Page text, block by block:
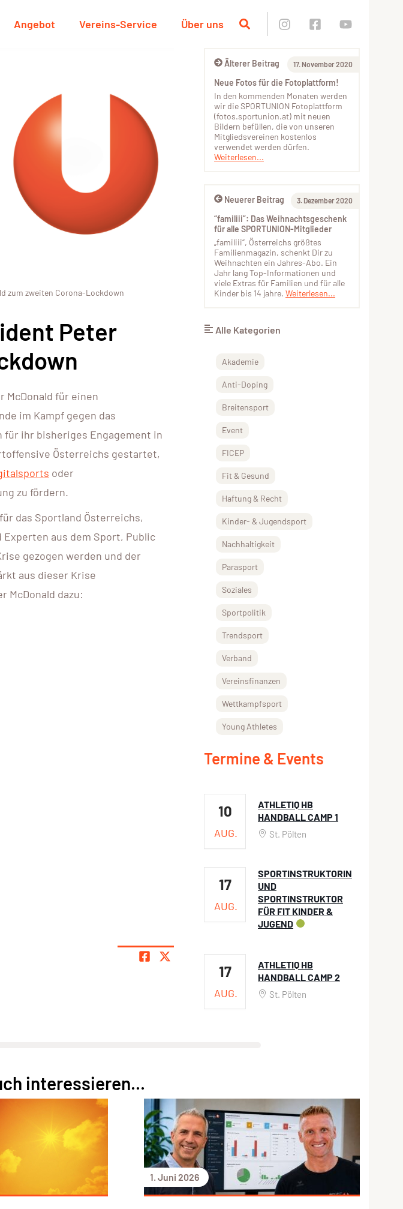
Angebot Vereins-Service Über uns
zum zweiten Corona-Lockdown
Peter
McDonald für einen
im Kampf gegen das
für ihr bisheriges Engagement in
Österreichs gestartet,
oder
zu fördern.
das Sportland Österreichs,
aus dem Sport, Public
gezogen werden und der
aus dieser Krise
McDonald dazu:
Älterer Beitrag 17. November 2020
Neue Fotos für die Fotoplattform!
In den kommenden Monaten werden
wir die SPORTUNION Fotoplattform
(fotos.sportunion.at) mit neuen
Bildern befüllen, die von unseren
Mitgliedsvereinen kostenlos
verwendet werden dürfen.
Weiterlesen...
Neuerer Beitrag 3. Dezember 2020
“familiii”: Das Weihnachtsgeschenk
für alle SPORTUNION-Mitglieder
„familiii“, Österreichs größtes
Familienmagazin, schenkt Dir zu
Weihnachten ein Jahres-Abo. Ein
Jahr lang Top-Informationen und
viele Extras für Familien und für alle
Kinder bis 14 jahre. Weiterlesen...
Alle Kategorien
Akademie
Anti-Doping
Breitensport
Event
FICEP
Fit & Gesund
Haftung & Recht
Kinder- & Jugendsport
Nachhaltigkeit
Parasport
Soziales
Sportpolitik
Trendsport
Verband
Vereinsfinanzen
Wettkampfsport
Young Athletes
Termine & Events
10
AUG.
ATHLETIQ HB
HANDBALL CAMP 1
St. Pölten
17
AUG.
SPORTINSTRUKTORIN
UND
SPORTINSTRUKTOR
FÜR FIT KINDER &
JUGEND
17
AUG.
ATHLETIQ HB
HANDBALL CAMP 2
St. Pölten
interessieren...
1. Juni 2026